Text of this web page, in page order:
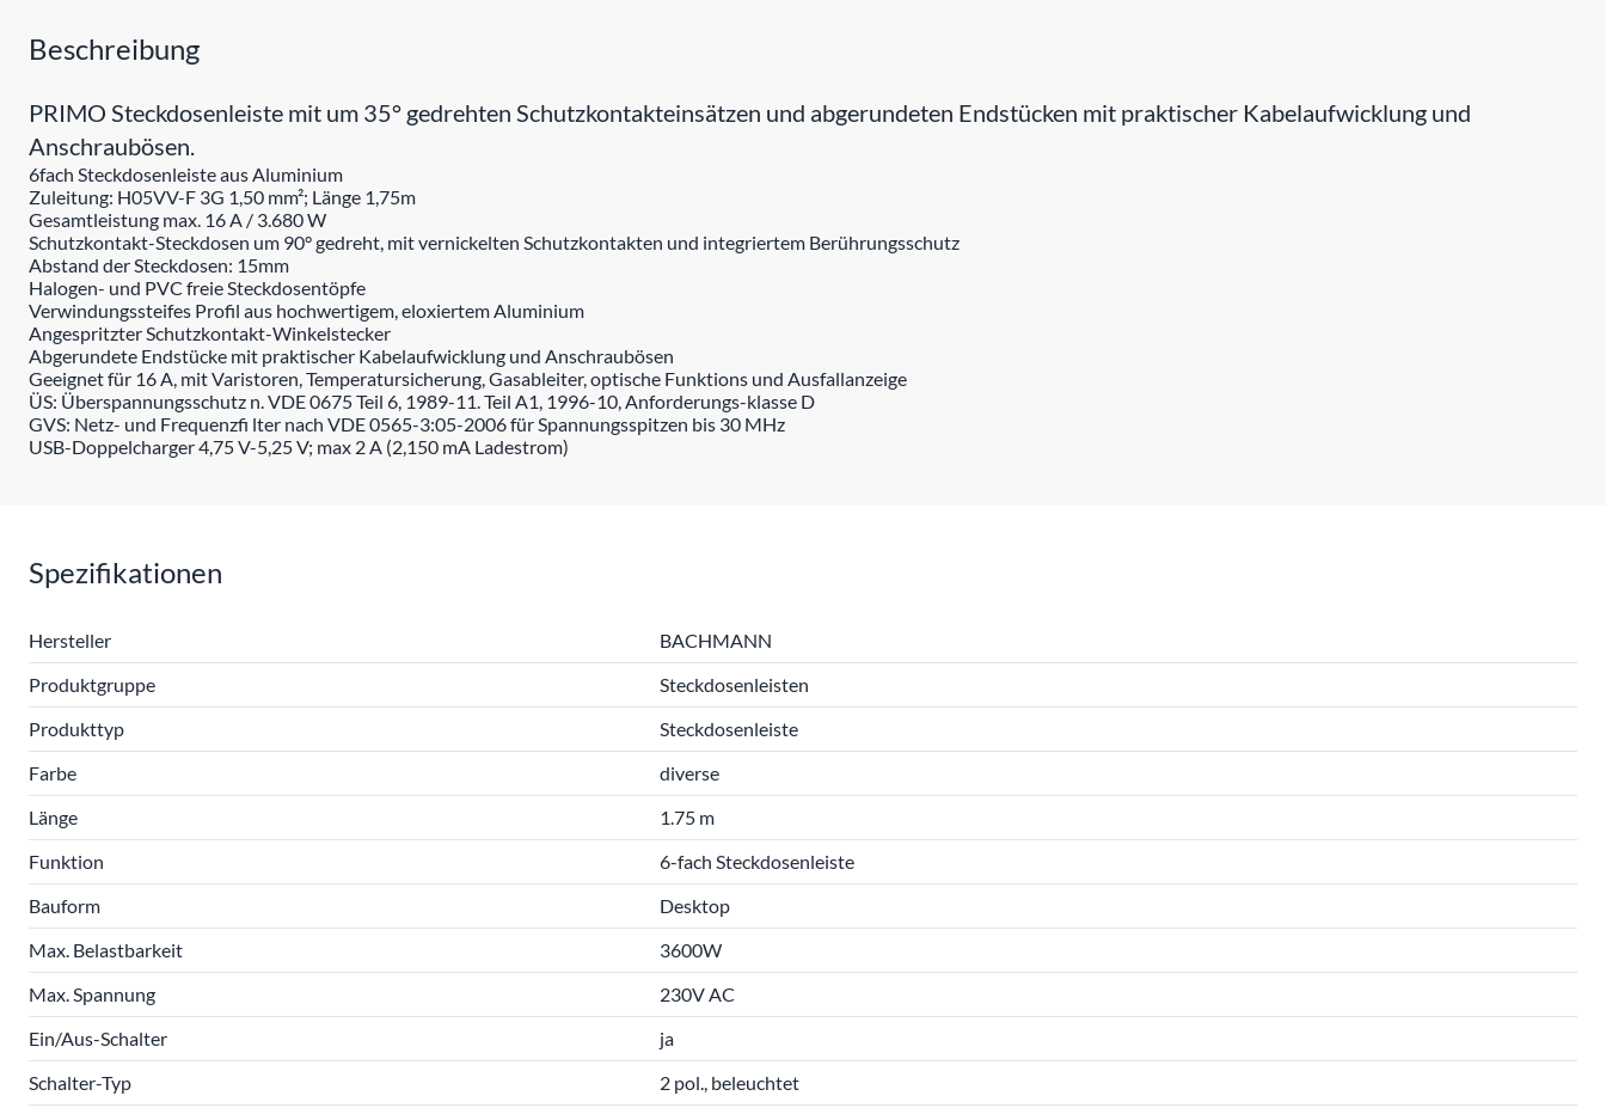
Beschreibung
PRIMO Steckdosenleiste mit um 35° gedrehten Schutzkontakteinsätzen und abgerundeten Endstücken mit praktischer Kabelaufwicklung und
Anschraubösen.
6fach Steckdosenleiste aus Aluminium
Zuleitung: H05VV-F 3G 1,50 mm²; Länge 1,75m
Gesamtleistung max. 16 A / 3.680 W
Schutzkontakt-Steckdosen um 90° gedreht, mit vernickelten Schutzkontakten und integriertem Berührungsschutz
Abstand der Steckdosen: 15mm
Halogen- und PVC freie Steckdosentöpfe
Verwindungssteifes Profil aus hochwertigem, eloxiertem Aluminium
Angespritzter Schutzkontakt-Winkelstecker
Abgerundete Endstücke mit praktischer Kabelaufwicklung und Anschraubösen
Geeignet für 16 A, mit Varistoren, Temperatursicherung, Gasableiter, optische Funktions und Ausfallanzeige
ÜS: Überspannungsschutz n. VDE 0675 Teil 6, 1989-11. Teil A1, 1996-10, Anforderungs-klasse D
GVS: Netz- und Frequenzfi lter nach VDE 0565-3:05-2006 für Spannungsspitzen bis 30 MHz
USB-Doppelcharger 4,75 V-5,25 V; max 2 A (2,150 mA Ladestrom)
Spezifikationen
Hersteller
BACHMANN
Produktgruppe
Steckdosenleisten
Produkttyp
Steckdosenleiste
Farbe
diverse
Länge
1.75 m
Funktion
6-fach Steckdosenleiste
Bauform
Desktop
Max. Belastbarkeit
3600W
Max. Spannung
230V AC
Ein/Aus-Schalter
ja
Schalter-Typ
2 pol., beleuchtet